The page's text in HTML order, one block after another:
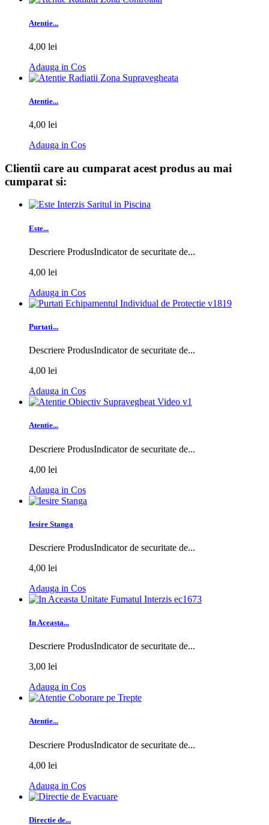
Atentie...
4,00 lei
Adauga in Cos
Atentie...
4,00 lei
Adauga in Cos
Clientii care au cumparat acest produs au mai
cumparat si:
Este...
Descriere ProdusIndicator de securitate de...
4,00 lei
Adauga in Cos
Purtati...
Descriere ProdusIndicator de securitate de...
4,00 lei
Adauga in Cos
Atentie...
Descriere ProdusIndicator de securitate de...
4,00 lei
Adauga in Cos
Iesire Stanga
Descriere ProdusIndicator de securitate de...
4,00 lei
Adauga in Cos
In Aceasta...
Descriere ProdusIndicator de securitate de...
3,00 lei
Adauga in Cos
Atentie...
Descriere ProdusIndicator de securitate de...
4,00 lei
Adauga in Cos
Directie de...